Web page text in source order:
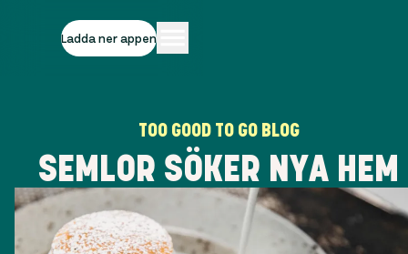
Ladda ner appen
TOO GOOD TO GO BLOG
SEMLOR SÖKER NYA HEM